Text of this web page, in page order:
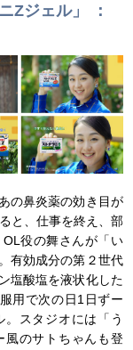
Zジェル」 ：
の鼻炎薬の効き目が
と、仕事を終え、部
役の舞さんが「い
有効成分の第２世代
塩酸塩を液状化した
用で次の日1日ずー
。スタジオには「う
風のサトちゃんも登